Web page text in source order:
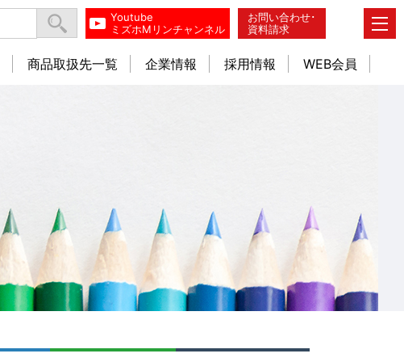
お問い合わせ･
資料請求
Youtube
ミズホMリンチャンネル
商品取扱先一覧 企業情報 採用情報 WEB会員